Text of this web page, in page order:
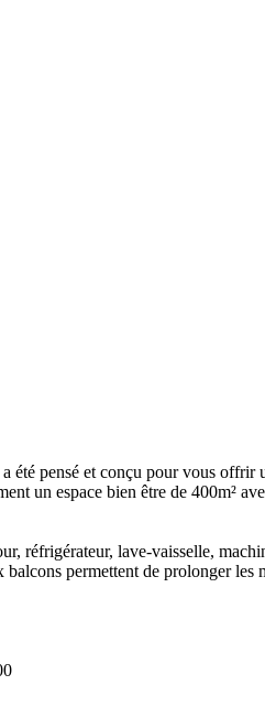
pensé et conçu pour vous
un espace bien être de 400m²
réfrigérateur, lave-vaisselle,
permettent de prolonger les